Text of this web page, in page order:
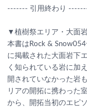
------- 引用終わり
▼植樹祭エリア・大面
本書はRock &
に掲載された大面岩下
く知られている岩に加
開されていなかった岩
リアの開拓に携わった
から、開拓当初のエピ